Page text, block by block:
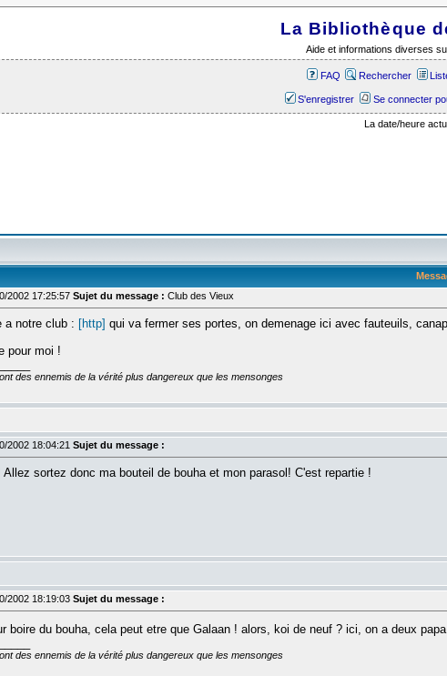
La Bibliothèque
Aide et informations diverses
FAQ Rechercher
S'enregistrer Se connecter
La date/heure
2002 17:25:57 Sujet du message : Club des Vieux
a notre club : [http] qui va fermer ses portes, on demenage ici avec fauteuils,
pour moi !
des ennemis de la vérité plus dangereux que les mensonges
2002 18:04:21 Sujet du message :
Allez sortez donc ma bouteil de bouha et mon parasol! C'est repartie !
2002 18:19:03 Sujet du message :
boire du bouha, cela peut etre que Galaan ! alors, koi de neuf ? ici, on a deux
des ennemis de la vérité plus dangereux que les mensonges